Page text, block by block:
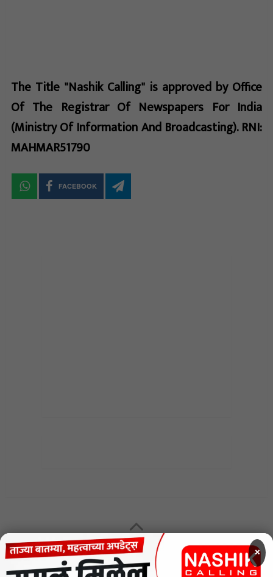
The Title "Nashik Calling" is approved by Office
Of The Registrar Of Newspapers For India
(Ministry Of Information And Broadcasting). RNI:
MAHMAR51790
FACEBOOK
MENU ×